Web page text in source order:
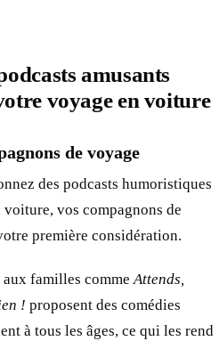
amusants
voyage en voiture
de voyage
des podcasts humoristiques
vos compagnons de
première considération.
aux familles commeAttends,
! proposent des comédies
à tous les âges, ce qui les rend